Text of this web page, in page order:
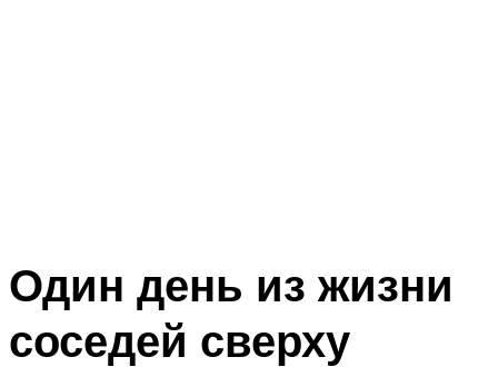
Один день из жизни
соседей сверху